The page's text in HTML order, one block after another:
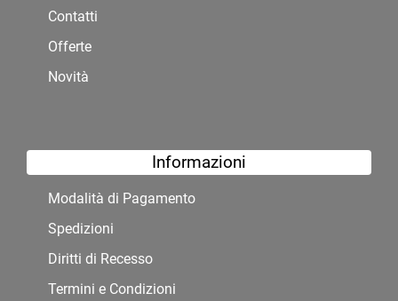
Contatti
Offerte
Novità
Informazioni
Modalità di Pagamento
Spedizioni
Diritti di Recesso
Termini e Condizioni